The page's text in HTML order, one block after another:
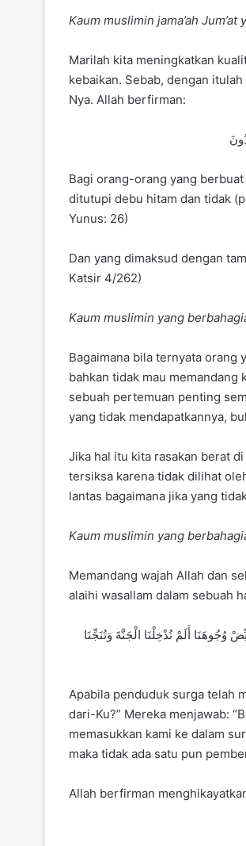
Kaum muslimin jama’ah
Marilah kita meningkatkan
kebaikan. Sebab, dengan
Nya. Allah berfirman:
Bagi orang-orang yang
ditutupi debu hitam dan tidak
Yunus: 26)
Dan yang dimaksud dengan
Katsir 4/262)
Kaum muslimin yang
Bagaimana bila ternyata orang
bahkan tidak mau memandang
sebuah pertemuan penting
yang tidak mendapatkannya,
Jika hal itu kita rasakan berat
tersiksa karena tidak dilihat
lantas bagaimana jika yang
Kaum muslimin yang
Memandang wajah Allah dan
alaihi wasallam dalam sebuah
وُجُوهَنَا أَلَمْ تُدْخِلْنَا الْجَنَّةَ وَتُنَجِّنَا
Apabila penduduk surga telah
dari-Ku?” Mereka menjawab:
memasukkan kami ke dalam
maka tidak ada satu pun
Allah berfirman